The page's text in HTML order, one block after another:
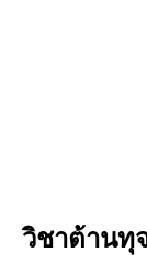
วิชาต้านทุ